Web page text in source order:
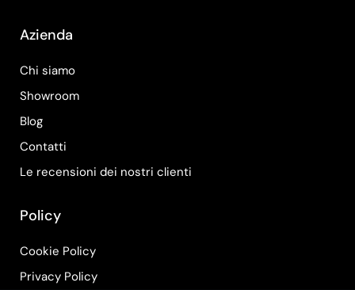
Azienda
Chi siamo
Showroom
Blog
Contatti
Le recensioni dei nostri clienti
Policy
Cookie Policy
Privacy Policy